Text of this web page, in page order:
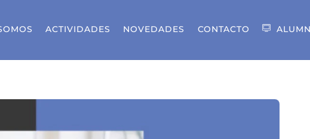
ACTIVIDADES NOVEDADES CONTACTO